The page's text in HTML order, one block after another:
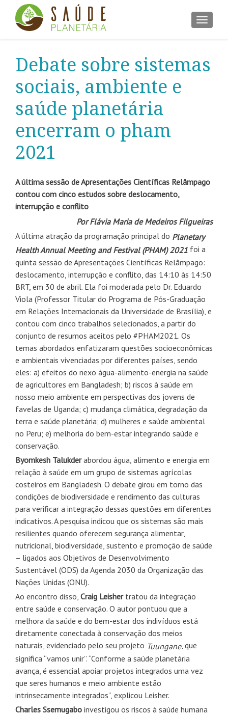
Debate sobre sistemas
sociais, ambiente e
saúde planetária
encerram o pham
2021
A última sessão de Apresentações Científicas Relâmpago
contou com cinco estudos sobre deslocamento,
interrupção e conflito
Por Flávia Maria de Medeiros Filgueiras
A última atração da programação principal do Planetary
Health Annual Meeting and Festival (PHAM) 2021 foi a
quinta sessão de Apresentações Científicas Relâmpago:
deslocamento, interrupção e conflito, das 14:10 às 14:50
BRT, em 30 de abril. Ela foi moderada pelo Dr. Eduardo
Viola (Professor Titular do Programa de Pós-Graduação
em Relações Internacionais da Universidade de Brasília), e
contou com cinco trabalhos selecionados, a partir do
conjunto de resumos aceitos pelo #PHAM2021. Os
temas abordados enfatizaram questões socioeconômicas
e ambientais vivenciadas por diferentes países, sendo
eles: a) efeitos do nexo água-alimento-energia na saúde
de agricultores em Bangladesh; b) riscos à saúde em
nosso meio ambiente em perspectivas dos jovens de
favelas de Uganda; c) mudança climática, degradação da
terra e saúde planetária; d) mulheres e saúde ambiental
no Peru; e) melhoria do bem-estar integrando saúde e
conservação.
Byomkesh Talukderabordou água, alimento e energia em
relação à saúde em um grupo de sistemas agrícolas
costeiros em Bangladesh. O debate girou em torno das
condições de biodiversidade e rendimento das culturas
para verificar a integração dessas questões em diferentes
indicativos. A pesquisa indicou que os sistemas são mais
resilientes quando oferecem segurança alimentar,
nutricional, biodiversidade, sustento e promoção de saúde
– ligados aos Objetivos de Desenvolvimento
Sustentável (ODS) da Agenda 2030 da Organização das
Nações Unidas (ONU).
Ao encontro disso, Craig Leishertratou da integração
entre saúde e conservação. O autor pontuou que a
melhora da saúde e do bem-estar dos indivíduos está
diretamente conectada à conservação dos meios
naturais, evidenciado pelo seu projeto Tuungane, que
significa “vamos unir”. “Conforme a saúde planetária
avança, é essencial apoiar projetos integrados uma vez
que seres humanos e meio ambiente estão
intrinsecamente integrados”, explicou Leisher.
Charles Ssemugabo investigou os riscos à saúde humana